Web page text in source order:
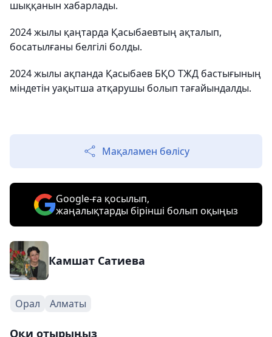
шыққанын хабарлады.
2024 жылы қаңтарда Қасыбаевтың ақталып,
босатылғаны белгілі болды.
2024 жылы ақпанда Қасыбаев БҚО ТЖД бастығының
міндетін уақытша атқарушы болып тағайындалды.
Мақаламен бөлісу
Google-ға қосылып,
жаңалықтарды бірінші болып оқыңыз
Камшат Сатиева
Орал Алматы
Оқи отырыңыз